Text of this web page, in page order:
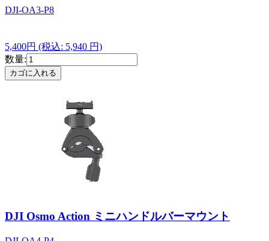
DJI-OA3-P8
5,400円 (税込: 5,940 円)
数量:
DJI Osmo Action ミニハンドルバーマウント